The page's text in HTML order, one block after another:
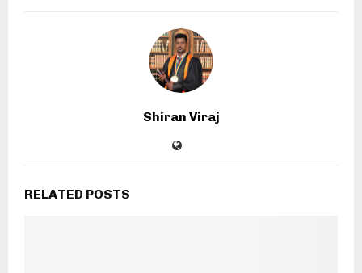
Shiran Viraj
RELATED POSTS